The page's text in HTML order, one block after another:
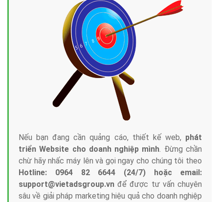
Nếu bạn đang cần quảng cáo, thiết kế web, phát
triển Website cho doanh nghiệp mình. Đừng chần
chừ hãy nhấc máy lên và gọi ngay cho chúng tôi theo
Hotline: 0964 82 6644 (24/7) hoặc email:
support@vietadsgroup.vn để được tư vấn chuyên
sâu về giải pháp marketing hiệu quả cho doanh nghiệp